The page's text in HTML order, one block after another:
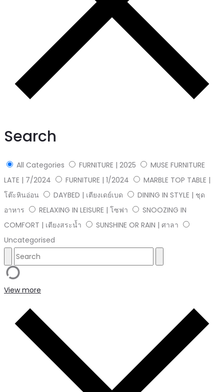
Search
All Categories FURNITURE | 2025
MUSE FURNITURE
LATE | 7/2024
FURNITURE | 1/2024
MARBLE TOP TABLE |
โต๊ะหินอ่อน
DAYBED | เตียงเดย์เบด
DINING IN STYLE | ชุด
อาหาร
RELAXING IN LEISURE | โซฟา
SNOOZING IN
COMFORT | เตียงสระน้ำ
SUNSHINE OR RAIN | ศาลา
Uncategorised
View more